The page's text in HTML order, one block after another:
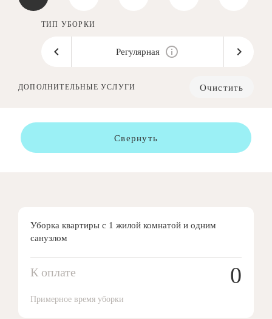
ТИП УБОРКИ
Регулярная
ДОПОЛНИТЕЛЬНЫЕ УСЛУГИ Очистить
Свернуть
Уборка квартиры с 1 жилой комнатой и одним
санузлом
К оплате 0
Примерное время уборки